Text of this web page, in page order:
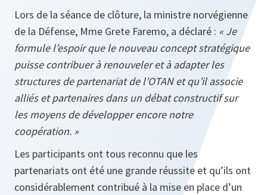
Lors de la séance de clôture, la ministre norvégienne
de la Défense, Mme Grete Faremo, a déclaré : « Je
formule l’espoir que le nouveau concept stratégique
puisse contribuer à renouveler et à adapter les
structures de partenariat de l’OTAN et qu’il associe
alliés et partenaires dans un débat constructif sur
les moyens de développer encore notre
coopération. »
Les participants ont tous reconnu que les
partenariats ont été une grande réussite et qu’ils ont
considérablement contribué à la mise en place d’un